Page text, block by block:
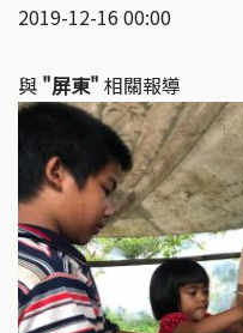
2019-12-16 00:00
與 "屏東" 相關報導